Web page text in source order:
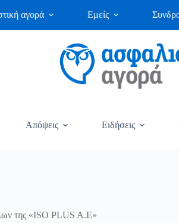
αγορά Εμείς
Απόψεις Ειδήσεις
της «ISO PLUS A.E»